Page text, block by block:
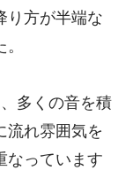
り方が半端な
多くの音を積
流れ雰囲気を
なっています